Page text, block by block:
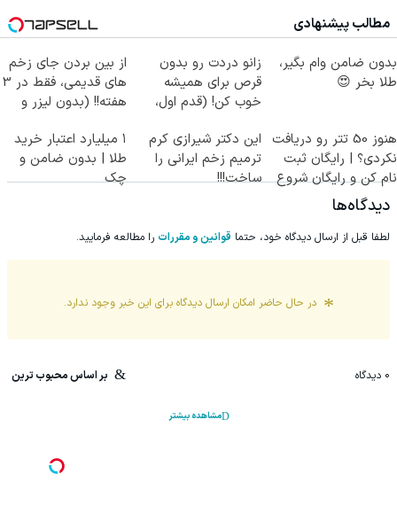
مطالب پیشنهادی
بدون ضامن وام بگیر،
طلا بخر 😍
زانو دردت رو بدون
قرص برای همیشه
خوب کن! (قدم اول،
از بین بردن جای زخم
های قدیمی، فقط در 3
هفته!! (بدون لیزر و
هنوز 50 تتر رو دریافت
نکردی؟ | رایگان ثبت
نام کن و رایگان شروع
کن!
این دکتر شیرازی کرم
ترمیم زخم ایرانی را
ساخت!!!
۱ میلیارد اعتبار خرید
طلا | بدون ضامن و
چک
دیدگاه‌ها
لطفا قبل از ارسال دیدگاه خود، حتما قوانین و مقررات را مطالعه فرمایید.
در حال حاضر امکان ارسال دیدگاه برای این خبر وجود ندارد.
0 دیدگاه بر اساس محبوب ترین
مشاهده بیشتر